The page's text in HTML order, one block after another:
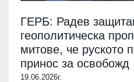
ГЕРБ: Радев
геополитическа
митове, че руското
принос за освобожд
19.06.2026г.